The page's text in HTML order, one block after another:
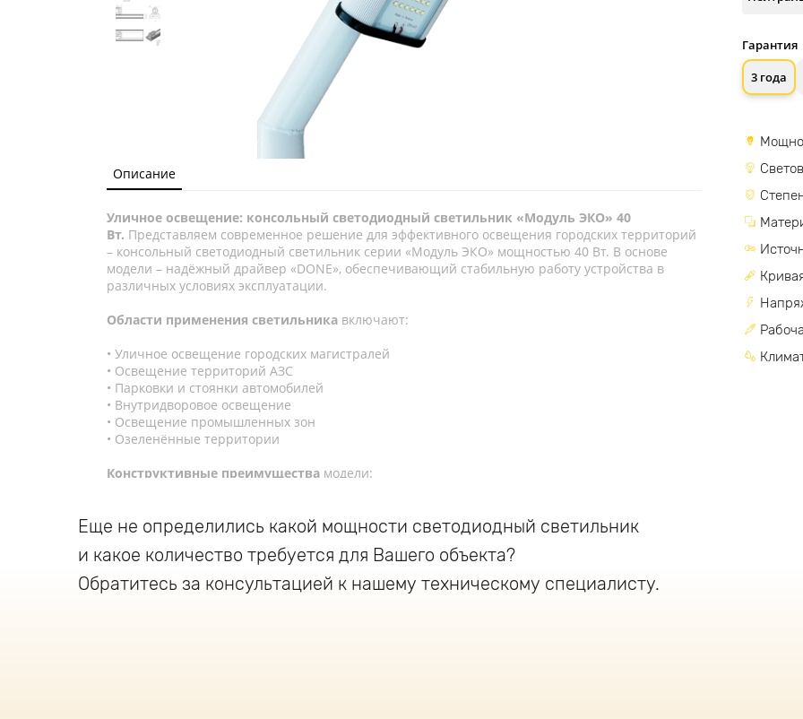
Гарантия
3 года
Описание
Уличное освещение: консольный светодиодный светильник «Модуль ЭКО» 40
Вт. Представляем современное решение для эффективного освещения городских территорий
– консольный светодиодный светильник серии «Модуль ЭКО» мощностью 40 Вт. В основе
модели – надёжный драйвер «DONE», обеспечивающий стабильную работу устройства в
различных условиях эксплуатации.
Области применения светильника включают:
Уличное освещение городских магистралей
Освещение территорий АЗС
Парковки и стоянки автомобилей
Внутридворовое освещение
Освещение промышленных зон
Озеленённые территории
Конструктивные преимущества модели:
Превосходные показатели теплоотвода
Повышенная механическая прочность
Увеличенный срок службы
Защитные характеристики светильникагарантируют его стабильную работу в любых
Еще не определились какой мощности светодиодный светильник
и какое количество требуется для Вашего объекта?
Обратитесь за консультацией к нашему техническому специалисту.